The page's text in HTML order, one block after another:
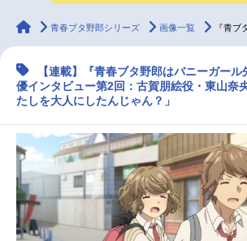
ラジオ みんなの声
マンガ・ラノベ ゲーム・アプリ 音楽
配信・Vtuber トレンド
最新記事一覧
アニメ記事一覧 声優記
animateTimes
青春ブタ野郎シリーズ 画像一覧 『青ブタ』声
【連載】『青春ブタ野郎はバニーガー
優インタビュー第2回：古賀朋絵役・東山奈
たしを大人にしたんじゃん？」